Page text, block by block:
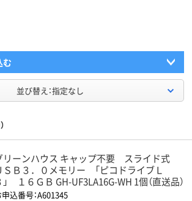
む
並び替え：指定なし
リーンハウス キャップ不要 スライド式
ＳＢ３．０メモリー 「ピコドライブＬ
」 １６ＧＢ GH-UF3LA16G-WH 1個（直送品）
込番号：A601345